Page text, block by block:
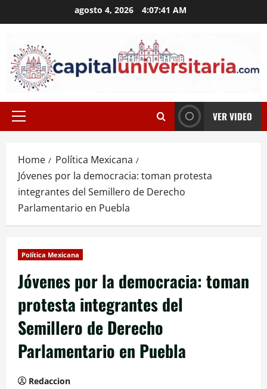
to
agosto 4, 2026 4:07:42 AM
Primary
VER VIDEO
Home
Política Mexicana
Jóvenes por la democracia: toman protesta
integrantes del Semillero de Derecho
Parlamentario en Puebla
Política Mexicana
Jóvenes por la democracia: toman
protesta integrantes del
Semillero de Derecho
Parlamentario en Puebla
Redaccion